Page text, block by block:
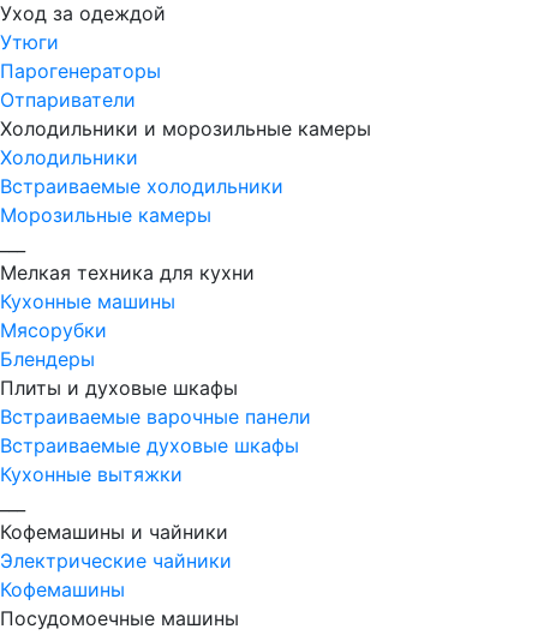
Уход за одеждой
Утюги
Парогенераторы
Отпариватели
Холодильники и морозильные камеры
Холодильники
Встраиваемые холодильники
Морозильные камеры
Мелкая техника для кухни
Кухонные машины
Мясорубки
Блендеры
Плиты и духовые шкафы
Встраиваемые варочные панели
Встраиваемые духовые шкафы
Кухонные вытяжки
Кофемашины и чайники
Электрические чайники
Кофемашины
Посудомоечные машины